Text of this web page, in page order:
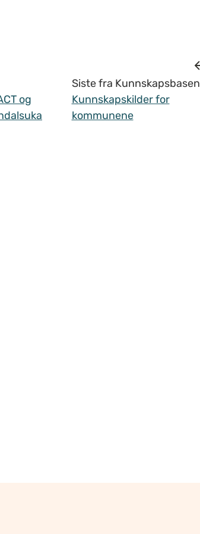
og
Siste fra Kunnskapsbasen
Kunnskapskilder for
kommunene